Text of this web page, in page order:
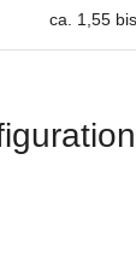
ca. 1,55